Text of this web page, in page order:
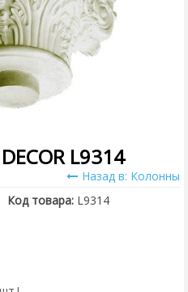
L9314
Назад в: Колонны
Код товара: L9314